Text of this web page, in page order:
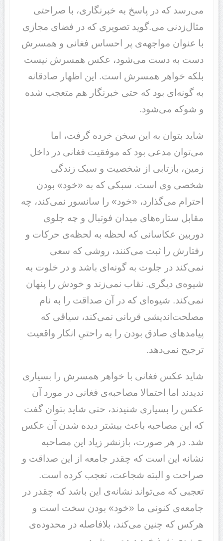
می‌رسد که در پاسخ به خبرنگاری، با صراحتی
مثال‌زدنی می.گوید تصویری که در فضای مجازی
با عنوان مواجهه‌ی پر احساس فغانی و همسرش
دست به دست می‌شود، عکس همسرش نیست
بلکه خواهر همسرش است. این اظهار صادقانه
به گونه‌ای بود که حتی خبرنگار هم متعجب شده
و شوکه می‌شود.
شاید بتوان به این سخن خرده گرفت، اما
می‌توان مدعی بود که موفقیت فغانی در داخل
زمین، بازتابی از شخصیت و سبک زندگی
شخصی وی است. سبکی که به «خود» بودن
احترام می‌گذارد، «خود» را سانسور نمی‌کند، چه
مقابل ستاره‌های میدان فوتبال و چه جلوی
دوربین عکاسانی که لحظه به لحظه‌ی حرکات و
رفتارش را ثبت می‌کنند، روشی که سعی
نمی‌کند در جلوت به گونه‌ای باشد و در خلوت به
شیوه‌ی دیگری. نقاب نمی‌زند و خودش را پنهان
نمی‌کند. شیوه‌ای که در آن صداقت را به نام
مصلحت‌اندیشی قربانی نمی‌کند، سیاقی که
پیامدهای صادق بودن را به راحتیِ انکار واقعیت
ترجیح نمی‌دهد.
شاید عکس فغانی با خواهر همسرش را بسیاری
ندیدند اما احتمالا مصاحبه‌ی فغانی در مورد آن
عکس را بسیاری شنیدند، حتی شاید بتوان گفت
که این مصاحبه باعث بیشتر دیده شدن آن عکس
شد. در هر صورت، بازنشر زیاد این مصاحبه
نشانه این است که چقدر جامعه از این صداقت و
صراحت و البته شجاعت، تعجب کرده است.
تعجبی که می‌تواند نشانه‌ی این باشد که چقدر در
جامعه‌ی کنونی ما «خود» بودن سخت است و
هرکس که چنین می‌کند، بلافاصله در محدوده‌ی